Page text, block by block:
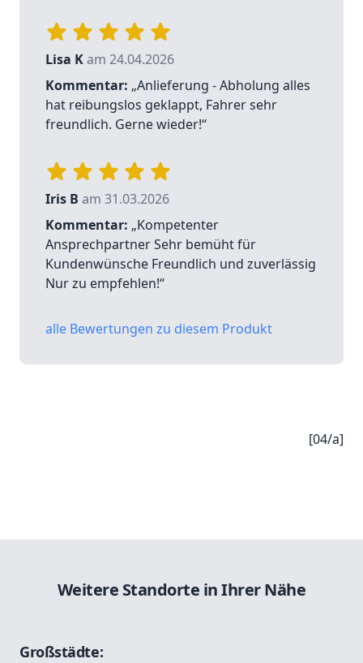
Lisa Kam 24.04.2026
Kommentar: „Anlieferung - Abholung alles
hat reibungslos geklappt, Fahrer sehr
freundlich. Gerne wieder!“
Iris B am 31.03.2026
Kommentar: „Kompetenter
Ansprechpartner Sehr bemüht für
Kundenwünsche Freundlich und zuverlässig
Nur zu empfehlen!“
alle Bewertungen zu diesem Produkt
[04/a]
Weitere Standorte in Ihrer Nähe
Großstädte: